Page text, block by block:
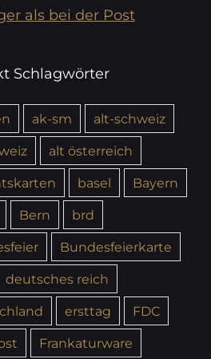
als bei der Post
Schlagwörter
ak-sm
alt-schweiz
alt österreich
basel
Bayern
Bern
brd
Bundesfeierkarte
deutsches reich
ersttag
FDC
Frankaturware